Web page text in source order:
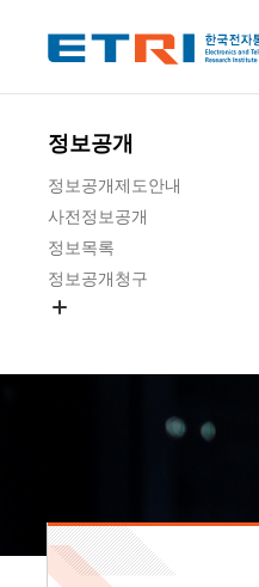
정보공개
정보공개제도안내
사전정보공개
정보목록
정보공개청구